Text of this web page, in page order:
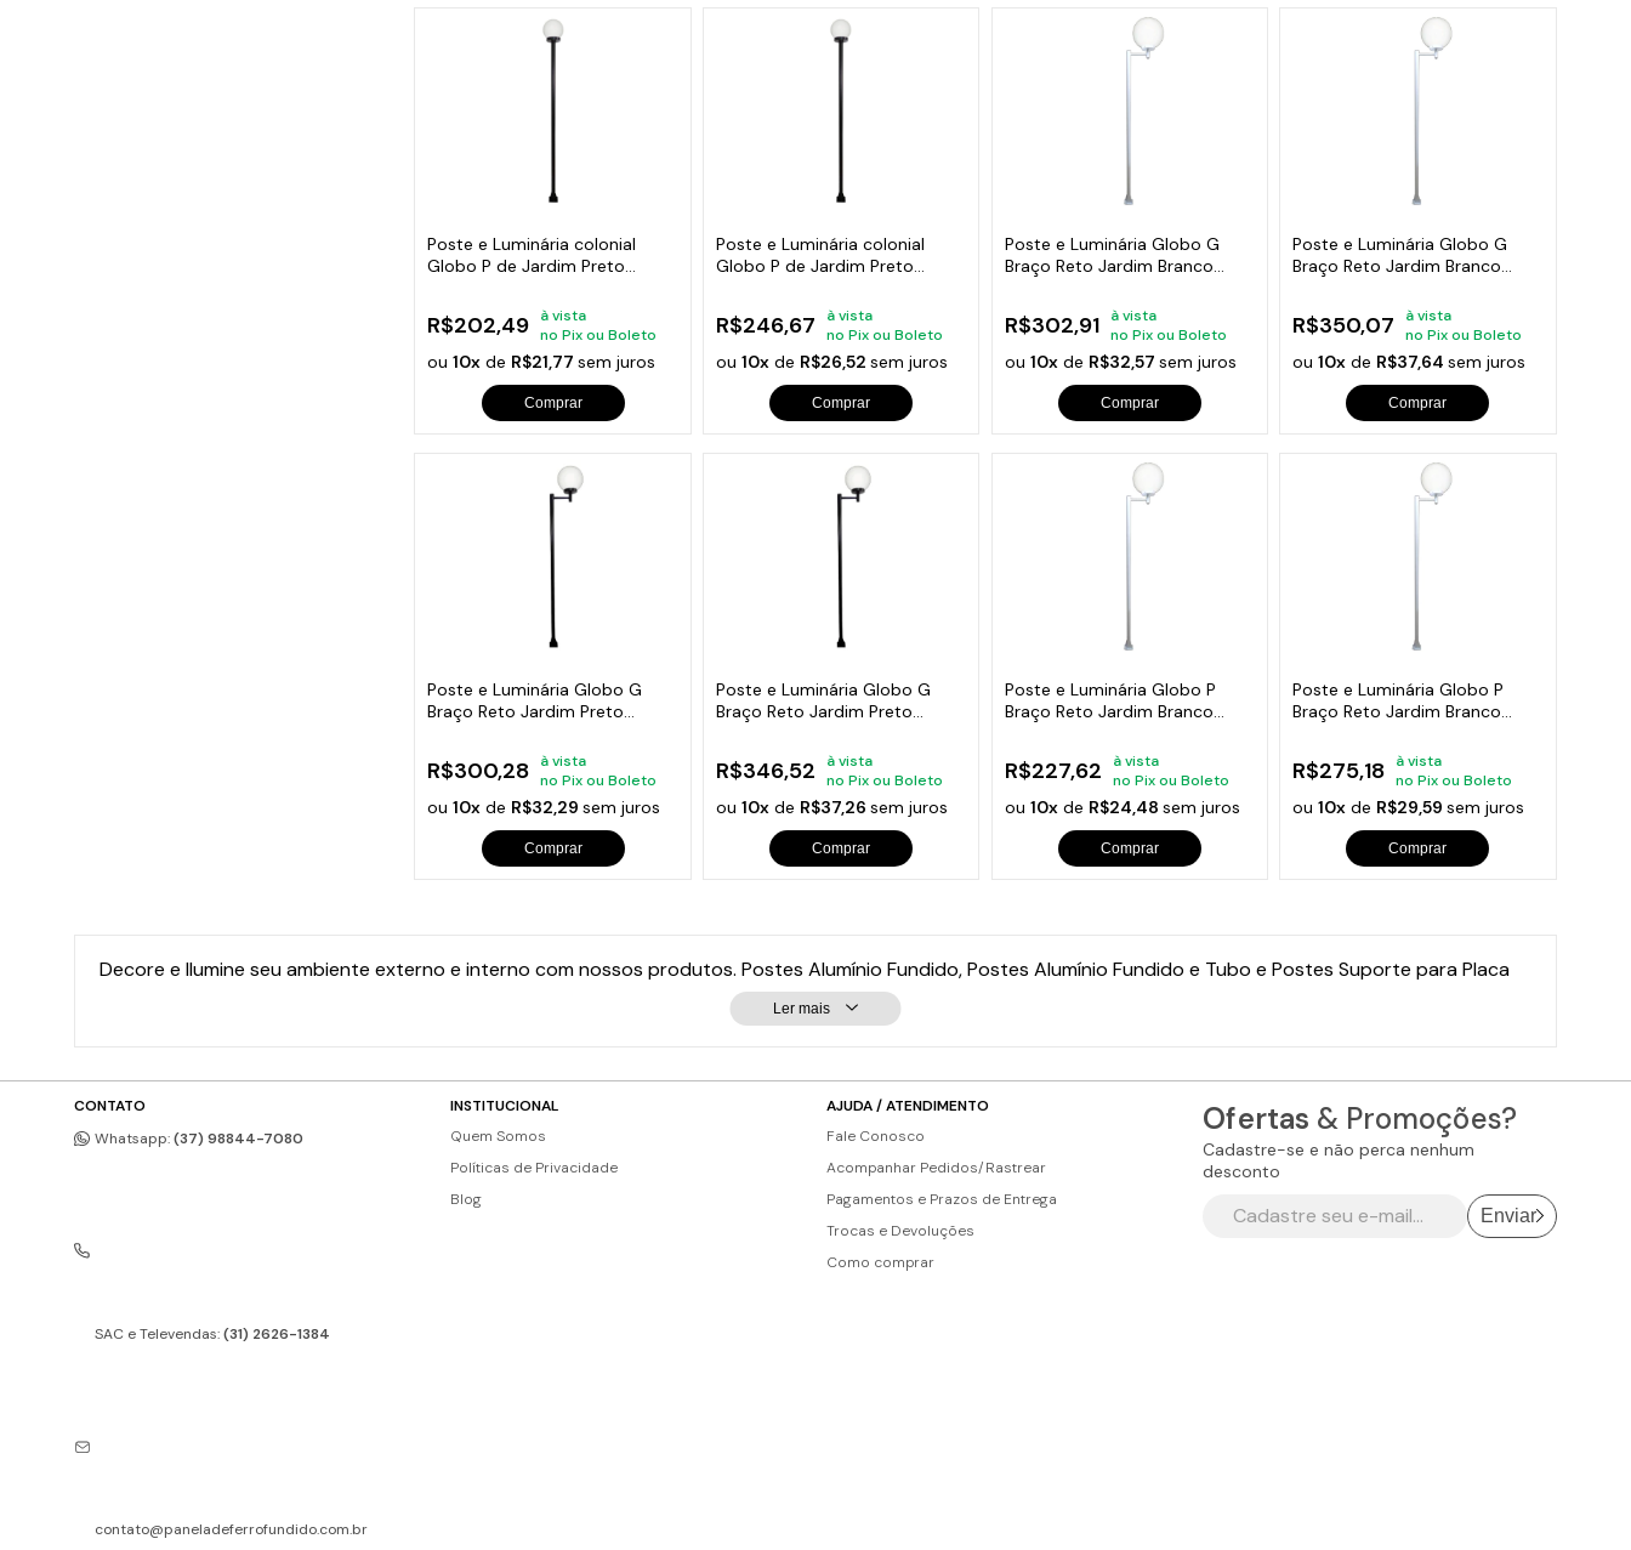
Poste e Luminária colonial
Globo P de Jardim Preto
R$202,49
à vista
no Pix ou Boleto
ou10x de R$21,77sem juros
Comprar
Poste e Luminária colonial
Globo P de Jardim Preto
R$246,67
à vista
no Pix ou Boleto
ou10x de R$26,52sem juros
Comprar
Poste e Luminária Globo G
Braço Reto Jardim Branco
R$302,91
à vista
no Pix ou Boleto
ou 10xde R$32,57 sem juros
Comprar
Poste e Luminária Globo G
Braço Reto Jardim Branco
R$350,07
à vista
no Pix ou Boleto
ou10x de R$37,64sem juros
Comprar
Poste e Luminária Globo G
Braço Reto Jardim Preto
R$300,28
à vista
no Pix ou Boleto
ou10x de R$32,29sem juros
Comprar
Poste e Luminária Globo G
Braço Reto Jardim Preto
R$346,52
à vista
no Pix ou Boleto
ou10x de R$37,26sem juros
Comprar
Poste e Luminária Globo P
Braço Reto Jardim Branco
R$227,62
à vista
no Pix ou Boleto
ou 10xde R$24,48 sem juros
Comprar
Poste e Luminária Globo P
Braço Reto Jardim Branco
R$275,18
à vista
no Pix ou Boleto
ou10x de R$29,59sem juros
Comprar
Decore e Ilumine seu ambiente externo e interno com nossos produtos. Postes Alumínio Fundido, Postes Alumínio Fundido e Tubo e Postes Suporte para Placa
Ler mais
CONTATO
Whatsapp:(37) 98844-7080
SAC e Televendas:(31) 2626-1384
contato@paneladeferrofundido.com.br
INSTITUCIONAL
Quem Somos
Políticas de Privacidade
Blog
AJUDA / ATENDIMENTO
Fale Conosco
Acompanhar Pedidos/Rastrear
Pagamentos e Prazos de Entrega
Trocas e Devoluções
Como comprar
Ofertas & Promoções?
Cadastre-se e não perca nenhum
desconto
Enviar